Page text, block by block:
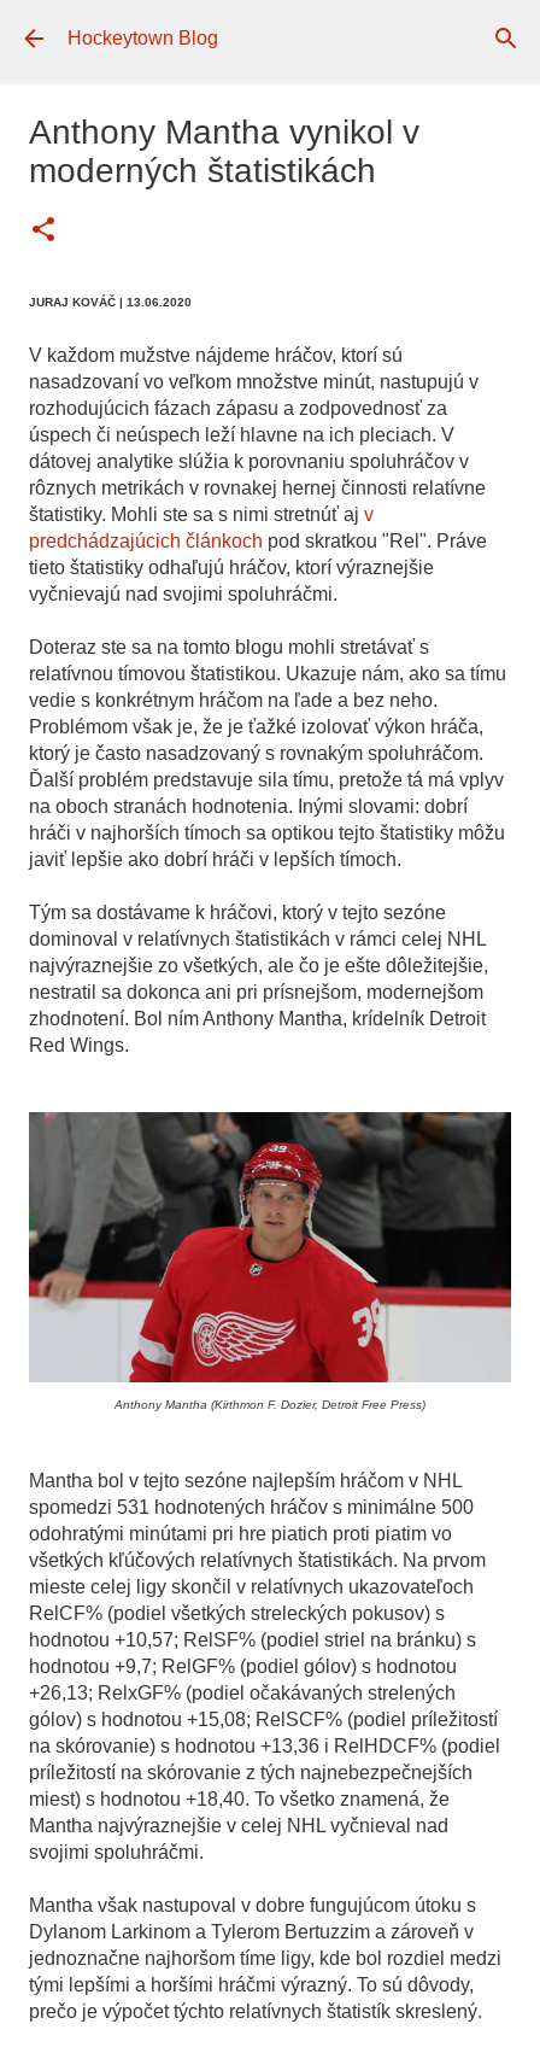
Preskočiť na hlavný obsah
Hockeytown Blog
Anthony Mantha vynikol v
moderných štatistikách
JURAJ KOVÁČ | 13.06.2020
V každom mužstve nájdeme hráčov, ktorí sú
nasadzovaní vo veľkom množstve minút, nastupujú v
rozhodujúcich fázach zápasu a zodpovednosť za
úspech či neúspech leží hlavne na ich pleciach. V
dátovej analytike slúžia k porovnaniu spoluhráčov v
rôznych metrikách v rovnakej hernej činnosti relatívne
štatistiky. Mohli ste sa s nimi stretnúť aj v
predchádzajúcich článkoch pod skratkou "Rel". Práve
tieto štatistiky odhaľujú hráčov, ktorí výraznejšie
vyčnievajú nad svojimi spoluhráčmi.
Doteraz ste sa na tomto blogu mohli stretávať s
relatívnou tímovou štatistikou. Ukazuje nám, ako sa tímu
vedie s konkrétnym hráčom na ľade a bez neho.
Problémom však je, že je ťažké izolovať výkon hráča,
ktorý je často nasadzovaný s rovnakým spoluhráčom.
Ďalší problém predstavuje sila tímu, pretože tá má vplyv
na oboch stranách hodnotenia. Inými slovami: dobrí
hráči v najhorších tímoch sa optikou tejto štatistiky môžu
javiť lepšie ako dobrí hráči v lepších tímoch.
Tým sa dostávame k hráčovi, ktorý v tejto sezóne
dominoval v relatívnych štatistikách v rámci celej NHL
najvýraznejšie zo všetkých, ale čo je ešte dôležitejšie,
nestratil sa dokonca ani pri prísnejšom, modernejšom
zhodnotení. Bol ním Anthony Mantha, krídelník Detroit
Red Wings.
Anthony Mantha (Kirthmon F. Dozier, Detroit Free Press)
Mantha bol v tejto sezóne najlepším hráčom v NHL
spomedzi 531 hodnotených hráčov s minimálne 500
odohratými minútami pri hre piatich proti piatim vo
všetkých kľúčových relatívnych štatistikách. Na prvom
mieste celej ligy skončil v relatívnych ukazovateľoch
RelCF% (podiel všetkých streleckých pokusov) s
hodnotou +10,57; RelSF% (podiel striel na bránku) s
hodnotou +9,7; RelGF% (podiel gólov) s hodnotou
+26,13; RelxGF% (podiel očakávaných strelených
gólov) s hodnotou +15,08; RelSCF% (podiel príležitostí
na skórovanie) s hodnotou +13,36 i RelHDCF% (podiel
príležitostí na skórovanie z tých najnebezpečnejších
miest) s hodnotou +18,40. To všetko znamená, že
Mantha najvýraznejšie v celej NHL vyčnieval nad
svojimi spoluhráčmi.
Mantha však nastupoval v dobre fungujúcom útoku s
Dylanom Larkinom a Tylerom Bertuzzim a zároveň v
jednoznačne najhoršom tíme ligy, kde bol rozdiel medzi
tými lepšími a horšími hráčmi výrazný. To sú dôvody,
prečo je výpočet týchto relatívnych štatistík skreslený.